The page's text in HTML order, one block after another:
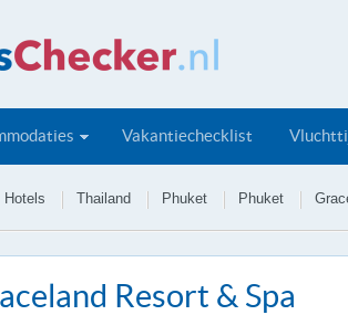
Vakantiechecklist
Hotels Thailand Phuket Phuket
Resort & Spa